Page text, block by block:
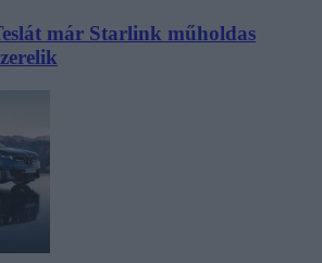
már Starlink műholdas